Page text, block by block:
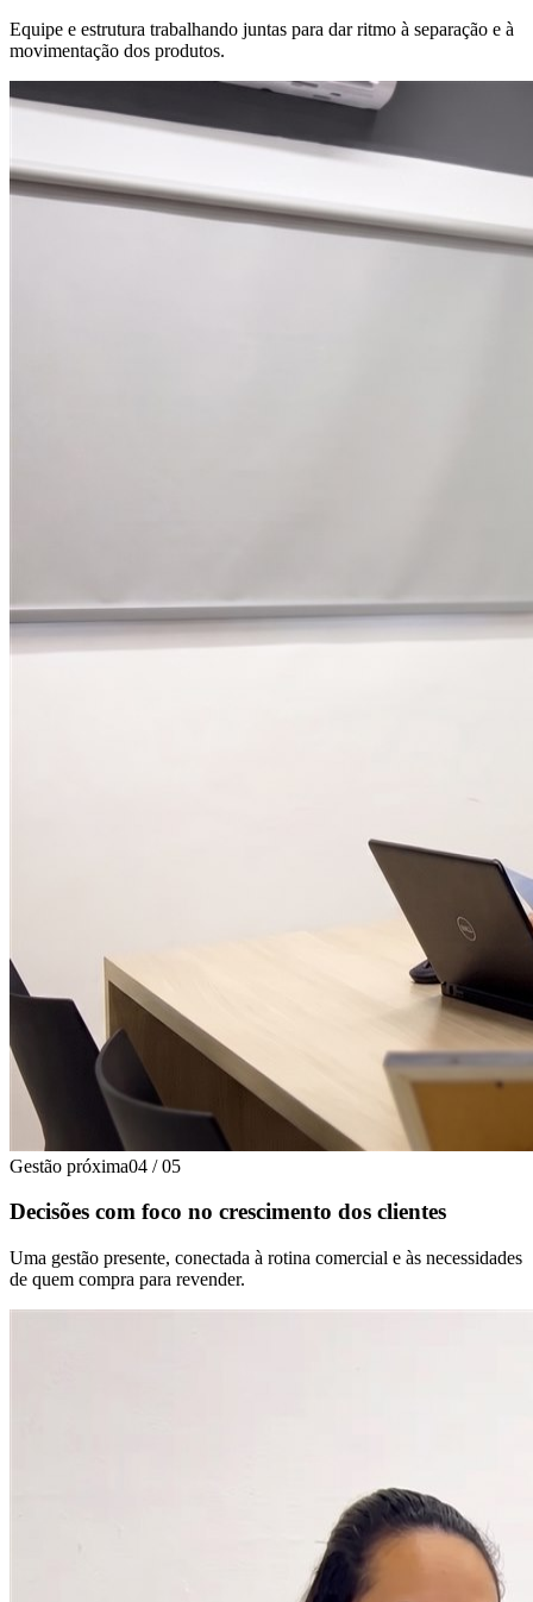
Equipe e estrutura trabalhando juntas para dar ritmo à separação e à
movimentação dos produtos.
Gestão próxima04 / 05
Decisões com foco no crescimento dos clientes
Uma gestão presente, conectada à rotina comercial e às necessidades
de quem compra para revender.